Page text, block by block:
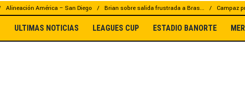
Alineación América – San Diego Brian sobre salida frustrada a Bras... Campaz
ULTIMAS NOTICIAS LEAGUES CUP ESTADIO BANORTE